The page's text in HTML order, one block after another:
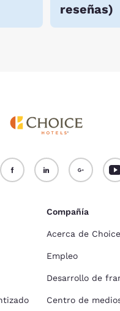
reseñas)
Compañía
Acerca de Choice
Empleo
Desarrollo de
Centro de